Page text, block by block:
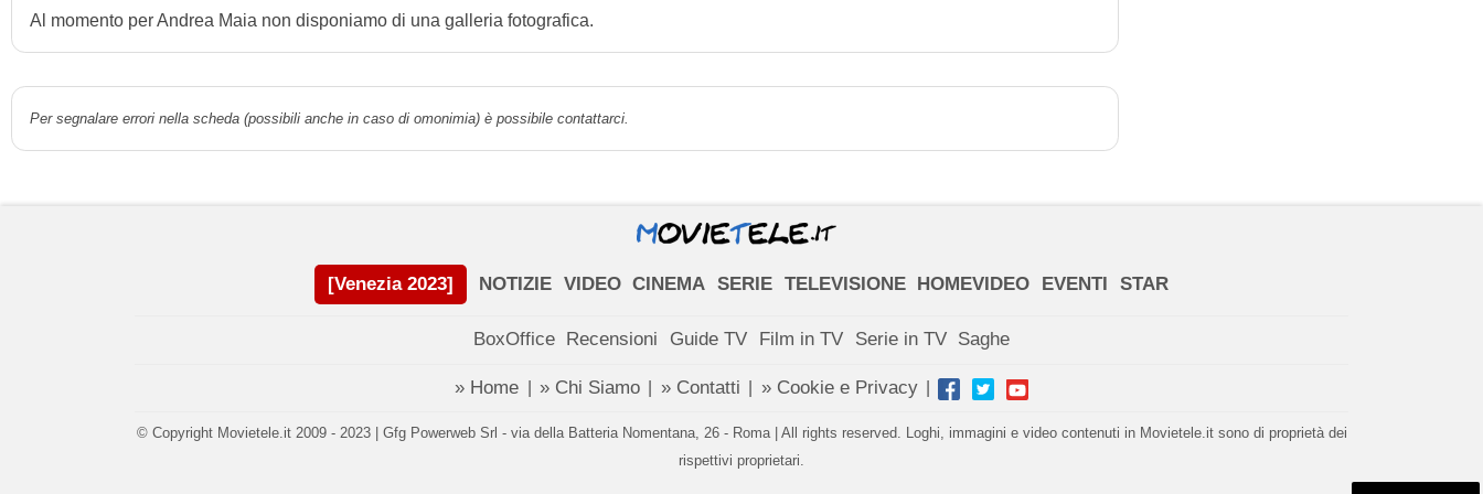
Al momento per Andrea Maia non disponiamo di una galleria fotografica.
Per segnalare errori nella scheda (possibili anche in caso di omonimia) è possibile contattarci.
[Venezia 2023] NOTIZIE VIDEO CINEMA SERIE TELEVISIONE HOMEVIDEO EVENTI STAR
BoxOffice Recensioni Guide TV Film in TV Serie in TV Saghe
» Home » Chi Siamo » Contatti » Cookie e Privacy
© Copyright Movietele.it 2009 - 2023 | Gfg Powerweb Srl - via della Batteria Nomentana, 26 - Roma | All rights reserved. Loghi, immagini e video contenuti in Movietele.it sono di proprietà dei
rispettivi proprietari.